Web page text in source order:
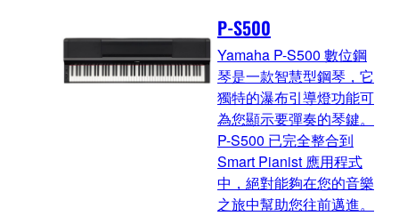
P-S500
Yamaha P-S500 數位鋼
琴是一款智慧型鋼琴，它
獨特的瀑布引導燈功能可
為您顯示要彈奏的琴鍵。
P-S500 已完全整合到
Smart Pianist 應用程式
中，絕對能夠在您的音樂
之旅中幫助您往前邁進。